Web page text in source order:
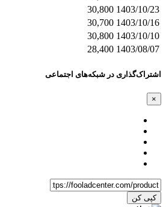
1403/10/23
30,800
1403/10/16
30,700
1403/10/10
30,800
1403/08/07
28,400
اشتراک‌گذاری در شبکه‌های اجتماعی
×
کپی کن